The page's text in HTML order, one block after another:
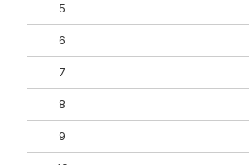
5
6
7
8
9